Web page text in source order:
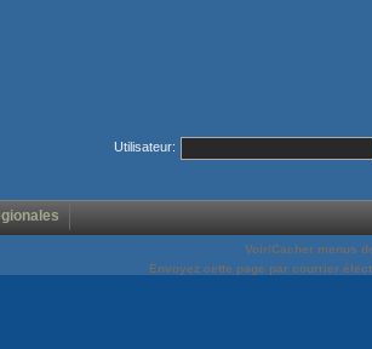
Utilisateur:
Voir/Cacher menus
Envoyez cette page par courrier